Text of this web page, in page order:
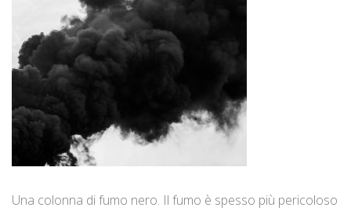
Una colonna di fumo nero. Il fumo è spesso più pericoloso